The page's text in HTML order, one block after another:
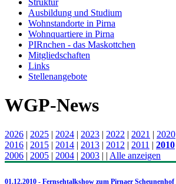
Ausbildung und Studium
Wohnstandorte in Pirna
Wohnquartiere in Pirna
PIRnchen - das Maskottchen
Mitgliedschaften
Links
Stellenangebote
WGP-News
2026 | 2025 | 2024 | 2023 | 2022 | 2021 | 2020
2016 | 2015 | 2014 | 2013 | 2012 | 2011 | 2010
2006 | 2005 | 2004 | 2003 | | Alle anzeigen
01.12.2010 - Fernsehtalkshow zum Pirnaer Scheunenhof